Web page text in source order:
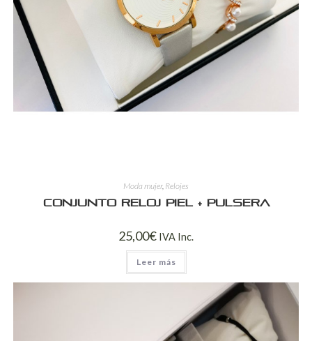
Moda mujer, Relojes
Conjunto reloj piel + pulsera
25,00€ IVA Inc.
Leer más